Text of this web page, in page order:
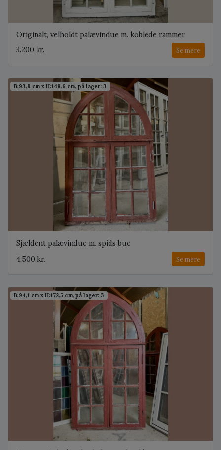
Originalt, velholdt palævindue m. koblede rammer
3.200 kr.
Se mere
B:93,9 cm x H:148,6 cm, på lager: 3
Sjældent palævindue m. spids bue
4.500 kr.
Se mere
B:94,1 cm x H:172,5 cm, på lager: 3